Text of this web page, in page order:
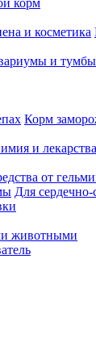
корм
и косметика
и тумбы
Корм
и лекарства
от
Для
животными